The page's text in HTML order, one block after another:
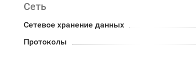
Сеть
Сетевое хранение данных
Протоколы